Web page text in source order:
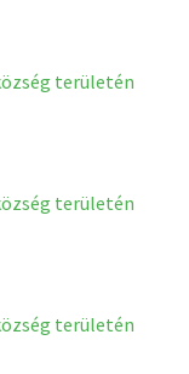
területén
területén
területén